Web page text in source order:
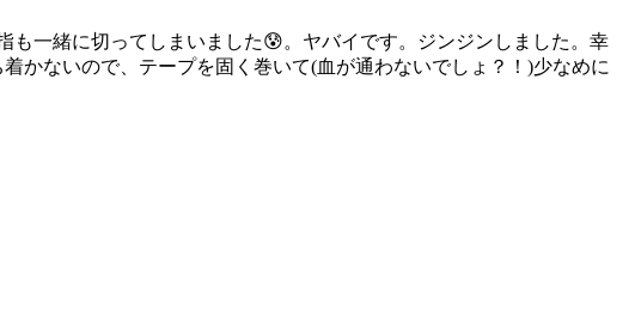
一緒に切ってしまいました😰。ヤバイです。ジンジンしました。幸
かないので、テープを固く巻いて(血が通わないでしょ？！)少なめに